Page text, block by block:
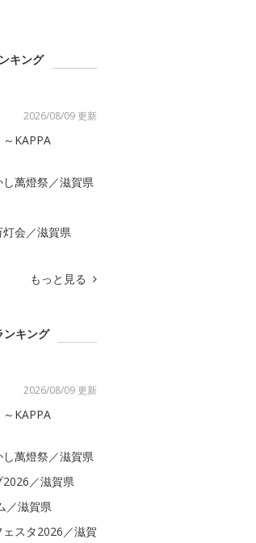
キング
2026/08/09 更新
KAPPA
萬燈祭／滋賀県
会／滋賀県
もっと見る
ンキング
2026/08/09 更新
KAPPA
萬燈祭／滋賀県
／滋賀県
／滋賀県
スタ2026／滋賀